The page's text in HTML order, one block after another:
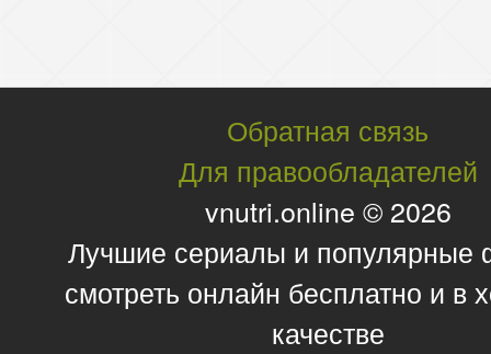
Обратная связь
Для правообладателей
vnutri.online © 2026
Лучшие сериалы и
смотреть онлайн бесплатно и в
качестве